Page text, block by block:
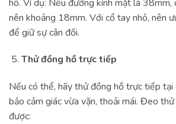
hồ. Ví dụ: Nếu đường kính mặt là 38mm,
nên khoảng 18mm. Với cổ tay nhỏ, nên
để giữ sự cân đối.
Thử đồng hồ trực tiếp
Nếu có thể, hãy thử đồng hồ trực tiếp tại
bảo cảm giác vừa vặn, thoải mái. Đeo
được: